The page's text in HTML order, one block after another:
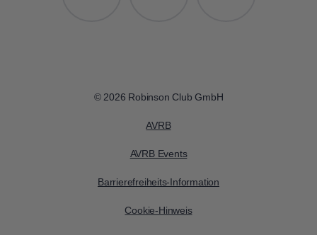
© 2026 Robinson Club GmbH
AVRB
AVRB Events
Barrierefreiheits-Information
Cookie-Hinweis